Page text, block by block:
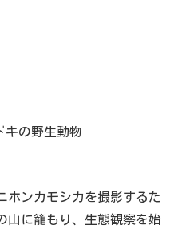
の野生動物
ホンカモシカを撮影するた
山に籠もり、生態観察を始